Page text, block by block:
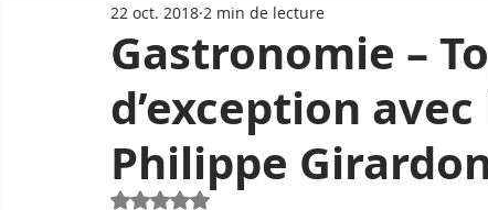
Gastronomie –
d’exception
Philippe
22 oct. 2018 2 min de lecture
Noté NaN étoiles sur 5.